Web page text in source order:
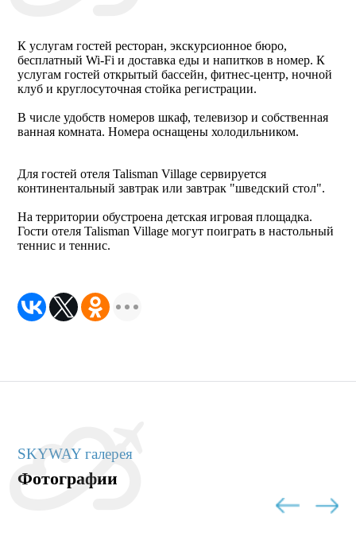
К услугам гостей ресторан, экскурсионное бюро,
бесплатный Wi-Fi и доставка еды и напитков в номер. К
услугам гостей открытый бассейн, фитнес-центр, ночной
клуб и круглосуточная стойка регистрации.
В числе удобств номеров шкаф, телевизор и собственная
ванная комната. Номера оснащены холодильником.
Для гостей отеля Talisman Village сервируется
континентальный завтрак или завтрак "шведский стол".
На территории обустроена детская игровая площадка.
Гости отеля Talisman Village могут поиграть в настольный
теннис и теннис.
SKYWAY галерея
Фотографии